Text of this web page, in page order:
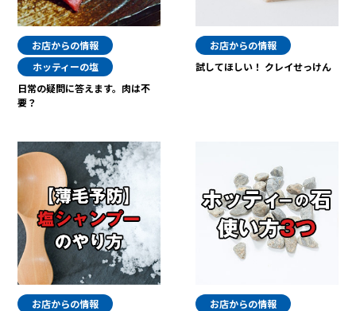
お店からの情報
ホッティーの塩
日常の疑問に答えます。肉は不
要？
お店からの情報
試してほしい！ クレイせっけん
お店からの情報
お店からの情報